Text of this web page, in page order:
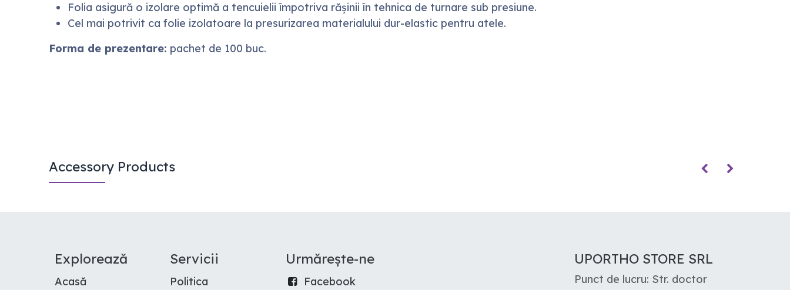
Folia asigură o izolare optimă a tencuielii împotriva rășinii în tehnica de turnare sub presiune.
Cel mai potrivit ca folie izolatoare la presurizarea materialului dur-elastic pentru atele.
Forma de prezentare: pachet de 100 buc.
Accessory Products
E​xplorează
Acasă
Servicii
Politica
Urmărește-ne
Facebook
UPORTHO STORE SRL
Punct de lucru: Str. doctor